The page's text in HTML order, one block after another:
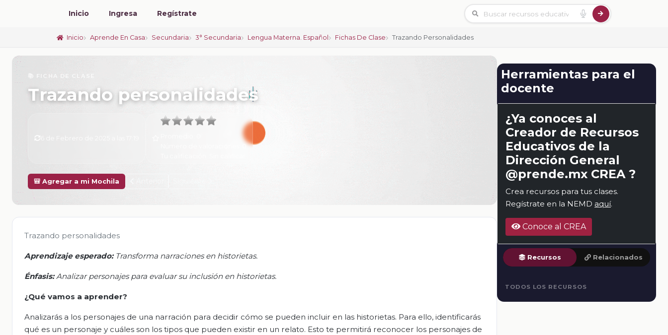
Inicio Ingresa Regístrate
Inicio Aprende En Casa Secundaria 3° Secundaria Lengua Materna. Español Fichas De Clase Trazando Personalidades
📚 FICHA DE CLASE
Trazando personalidades
0
🎒 Agregar a mi Mochila
Trazando personalidades
Aprendizaje esperado: Transforma narraciones en historietas.
Énfasis:Analizar personajes para evaluar su inclusión en historietas.
¿Qué vamos a aprender?
Analizarás a los personajes de una narración para decidir cómo se pueden incluir en las historietas. Para ello, identificarás
qué es un personaje y cuáles son los tipos que pueden existir en un relato. Esto te permitirá reconocer los personajes de
Herramientas para el
docente
¿Ya conoces al
Creador de Recursos
Educativos de la
Dirección General
@prende.mx CREA ?
Crea recursos para tus clases.
Regístrate en la NEMD aquí.
Conoce al CREA
Recursos Relacionados
TODOS LOS RECURSOS